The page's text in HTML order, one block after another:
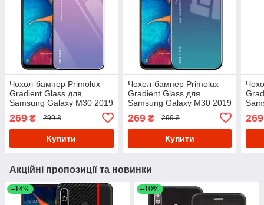
Чохол-бампер Primolux
Gradient Glass для
Samsung Galaxy M30 2019
269 ₴ 299 ₴
Купити
Чохол-бампер Primolux
Gradient Glass для
Samsung Galaxy M30 2019
269₴ 299 ₴
Купити
269
Акційні пропозиції та новинки
–14% –10%